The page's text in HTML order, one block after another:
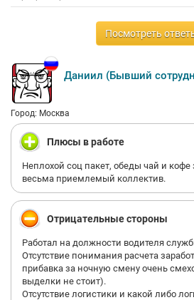
Посмотреть
Даниил (Бывший
Город: Москва
Плюсы в работе
Неплохой соц пакет, обеды чай и кофе
весьма приемлемый коллектив.
Отрицательные стороны
Работал на должности водителя
Отсутствие понимания расчета
прибавка за ночную смену очень
выделки не стоит).
Отсутствие логистики и какой либо